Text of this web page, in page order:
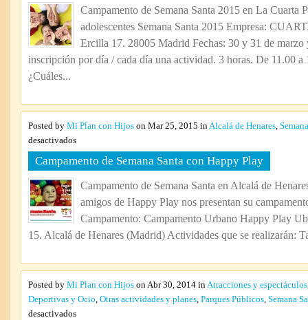
Campamento de Semana Santa 2015 en La Cuarta
adolescentes Semana Santa 2015 Empresa:
Ercilla 17. 28005 Madrid Fechas: 30 y 31 de
inscripción por día / cada día una actividad. 3 horas. De 11.00
¿Cuáles...
Posted by Mi Plan con Hijos on Mar 25, 2015 inAlcalá de Henares,
desactivadosen
Campamento
de
Santa
con
Campamento de Semana Santa con Happy Play
Campamento de Semana Santa en Alcalá de
amigos de Happy Play nos presentan su
Campamento: Campamento Urbano Happy Play
15. Alcalá de Henares (Madrid) Actividades que se realizarán:
Posted by Mi Plan con Hijos on Abr 30, 2014 inAtracciones y espectáculos
Deportivas y Ocio, Otras actividades y planes, Parques Públicos, Semana
desactivadosen